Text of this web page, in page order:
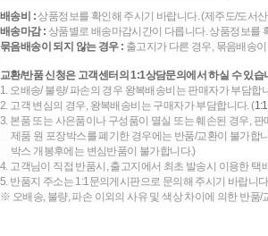
배송비 :상품정보를 확인해 주시기 바랍니다. (제주도/도서
배송마감 : 상품별로 배송마감시간이 다릅니다. 상품정보를
묶음배송이 되지 않는 경우 : 출고지가 다른 경우, 묶음배송
교환/반품 신청은 고객센터의 1:1상담문의에서 하실 수 있습
1. 오배송/ 불량/ 파손의 경우 왕복배송비는 판매자가 부담합
2. 고객 변심의 경우, 왕복배송비는 구매자가 부담합니다. (
3. 본품 또는 사은품이나 구성품이 멸실 또는 훼손된 경우,
제품 원 포장박스를 폐기한 경우에는 반품/교환이 불가합
박스 개봉후에는 변심반품이 불가합니다.)
4. 고객님이 직접 반품시, 출고지에서 최초 발송시 이용한 택
5. 반품지 주소는 1:1문의게시판으로 문의해 주시기 바랍니
※ 오배송, 불량, 파손 이외의 사유 및 색상 차이에 의한 반품/